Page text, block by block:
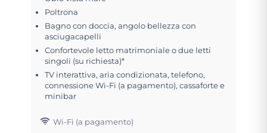
Poltrona
Bagno con doccia, angolo bellezza con
asciugacapelli
Confortevole letto matrimoniale o due letti
singoli (su richiesta)*
TV interattiva, aria condizionata, telefono,
connessione Wi-Fi (a pagamento), cassaforte e
minibar
Wi-Fi (a pagamento)